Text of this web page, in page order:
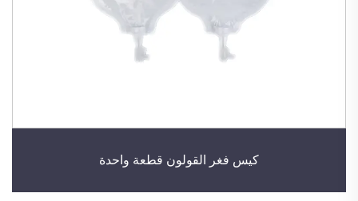
كيس فغر القولون قطعة واحدة